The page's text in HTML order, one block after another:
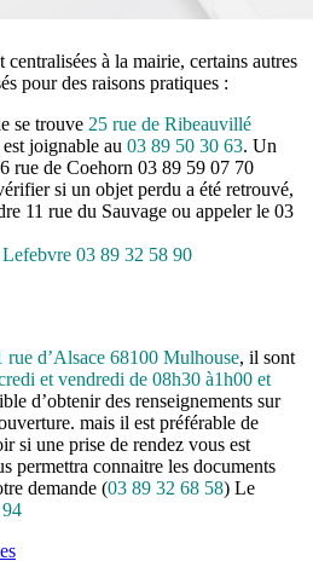
à la mairie, certains autres
pour des raisons pratiques :
se trouve 25 rue de Ribeauvillé
joignable au 03 89 50 30 63. Un
rue de Coehorn 03 89 59 07 70
si un objet perdu a été retrouvé,
11 rue du Sauvage ou appeler le 03
Lefebvre 03 89 32 58 90
rue d’Alsace 68100 Mulhouse, il sont
et vendredi de 08h30 à1h00 et
d’obtenir des renseignements sur
mais il est préférable de
si une prise de rendez vous est
permettra connaitre les documents
demande (03 89 32 68 58) Le